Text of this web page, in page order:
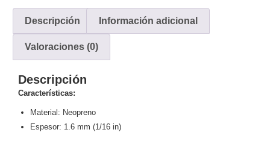
Armados -
CoaxialCategoría
5eFibra
ÓpticaPara
y
Electricidad
Tipo
CaP
TelefónicoVGA
Descripción Información adicional
Valoraciones (0)
Descripción
Características:
Material: Neopreno
Espesor: 1.6 mm (1/16 in)